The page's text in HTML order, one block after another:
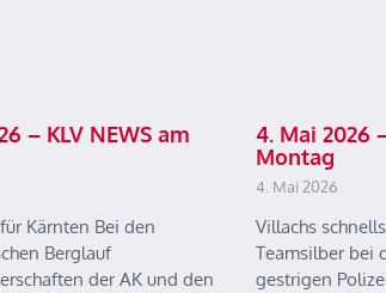
– KLV NEWS am
Kärnten Bei den
Berglauf
der AK und den
4. Mai 2026
Montag
4. Mai 2026
Villachs
Teamsilber bei
gestrigen